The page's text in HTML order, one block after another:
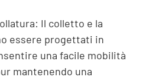
Il colletto e la
essere progettati in
una facile mobilità
mantenendo una